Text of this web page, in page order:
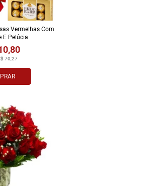
70,27
Vermelhas Com
E Pelúcia